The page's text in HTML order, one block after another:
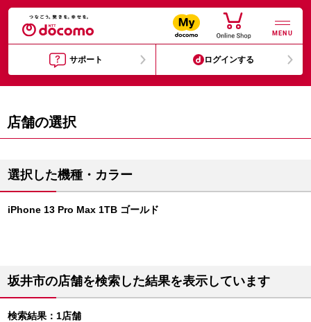
MENU
サポート ログインする
店舗の選択
選択した機種・カラー
iPhone 13 Pro Max 1TB ゴールド
坂井市の店舗を検索した結果を表示しています
検索結果：1店舗